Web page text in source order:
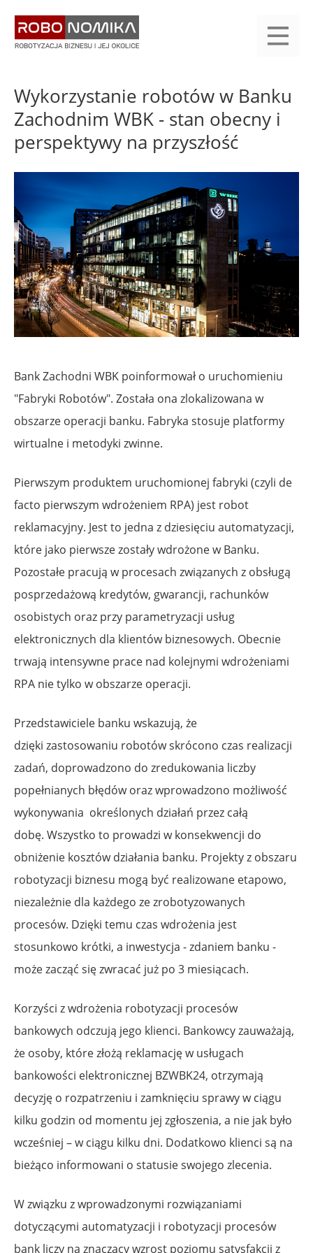
treści
yasne
main
menu
Wykorzystanie robotów w Banku
Zachodnim WBK - stan obecny i
perspektywy na przyszłość
Bank Zachodni WBK poinformował o uruchomieniu
"Fabryki Robotów". Została ona zlokalizowana w
obszarze operacji banku. Fabryka stosuje platformy
wirtualne i metodyki zwinne.
Pierwszym produktem uruchomionej fabryki (czyli de
facto pierwszym wdrożeniem RPA) jest robot
reklamacyjny. Jest to jedna z dziesięciu automatyzacji,
które jako pierwsze zostały wdrożone w Banku.
Pozostałe pracują w procesach związanych z obsługą
posprzedażową kredytów, gwarancji, rachunków
osobistych oraz przy parametryzacji usług
elektronicznych dla klientów biznesowych. Obecnie
trwają intensywne prace nad kolejnymi wdrożeniami
RPA nie tylko w obszarze operacji.
Przedstawiciele banku wskazują, że
dzięki zastosowaniu robotów skrócono czas realizacji
zadań, doprowadzono do zredukowania liczby
popełnianych błędów oraz wprowadzono możliwość
wykonywania określonych działań przez całą
dobę. Wszystko to prowadzi w konsekwencji do
obniżenie kosztów działania banku. Projekty z obszaru
robotyzacji biznesu mogą być realizowane etapowo,
niezależnie dla każdego ze zrobotyzowanych
procesów. Dzięki temu czas wdrożenia jest
stosunkowo krótki, a inwestycja - zdaniem banku -
może zacząć się zwracać już po 3 miesiącach.
Korzyści z wdrożenia robotyzacji procesów
bankowych odczują jego klienci. Bankowcy zauważają,
że osoby, które złożą reklamację w usługach
bankowości elektronicznej BZWBK24, otrzymają
decyzję o rozpatrzeniu i zamknięciu sprawy w ciągu
kilku godzin od momentu jej zgłoszenia, a nie jak było
wcześniej – w ciągu kilku dni. Dodatkowo klienci są na
bieżąco informowani o statusie swojego zlecenia.
W związku z wprowadzonymi rozwiązaniami
dotyczącymi automatyzacji i robotyzacji procesów
bank liczy na znaczący wzrost poziomu satysfakcji z